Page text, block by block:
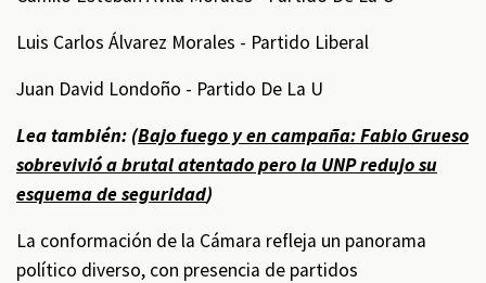
Luis Carlos Álvarez Morales - Partido Liberal
Juan David Londoño - Partido De La U
Lea también: (Bajo fuego y en campaña: Fabio Grueso
sobrevivió a brutal atentado pero la UNP redujo su
esquema de seguridad)
La conformación de la Cámara refleja un panorama
político diverso, con presencia de partidos